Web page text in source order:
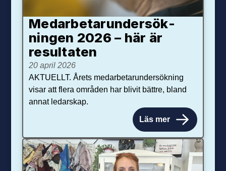
Medarbetar­under­sök­
ningen 2026 – här är
resultaten
20 april 2026
AKTUELLT. Årets medarbetarundersökning
visar att flera områden har blivit bättre, bland
annat ledarskap.
Läs mer